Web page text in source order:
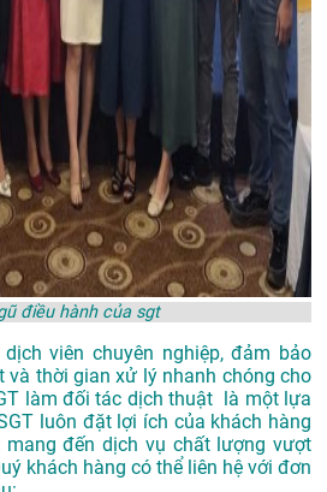
điều hành của sgt
viên chuyên nghiệp, đảm bảo
và thời gian xử lý nhanh chóng cho
làm đối tác dịch thuật là một lựa
luôn đặt lợi ích của khách hàng
mang đến dịch vụ chất lượng vượt
khách hàng có thể liên hệ với đơn